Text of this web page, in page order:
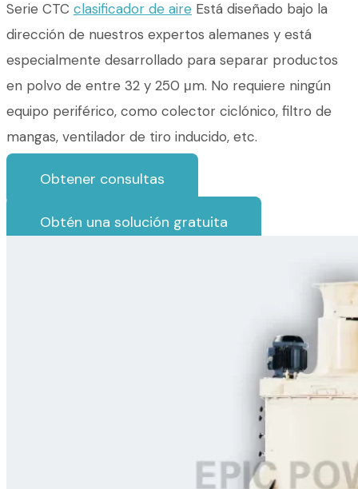
Serie CTC clasificador de aire Está diseñado bajo la
dirección de nuestros expertos alemanes y está
especialmente desarrollado para separar productos
en polvo de entre 32 y 250 μm. No requiere ningún
equipo periférico, como colector ciclónico, filtro de
mangas, ventilador de tiro inducido, etc.
Obtener consultas
Obtén una solución gratuita